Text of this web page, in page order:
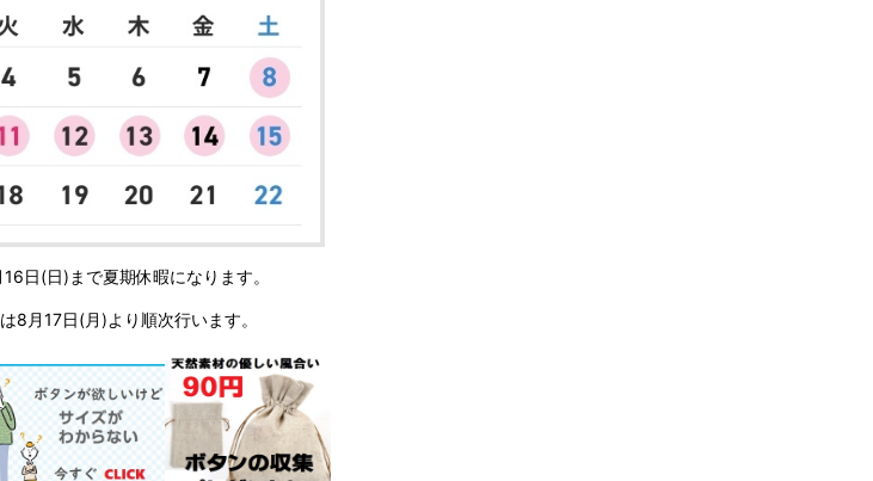
日(日)まで夏期休暇になります。
8月17日(月)より順次行います。